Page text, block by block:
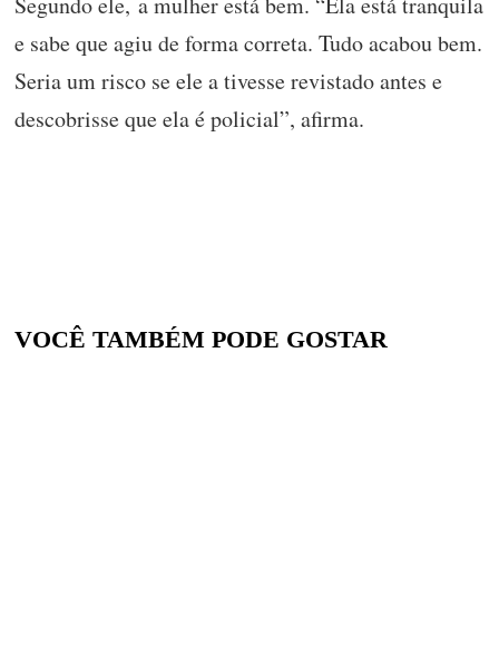
e sabe que agiu de forma correta. Tudo acabou bem.
Seria um risco se ele a tivesse revistado antes e
descobrisse que ela é policial”, afirma.
VOCÊ TAMBÉM PODE GOSTAR